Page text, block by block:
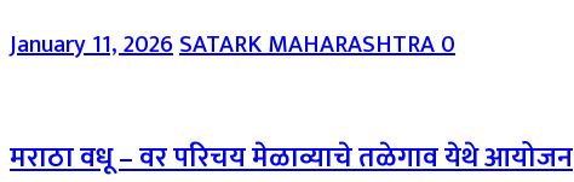
January 11, 2026SATARK MAHARASHTRA0
मराठा वधू – वर परिचय मेळाव्याचे तळेगाव येथे आयोजन